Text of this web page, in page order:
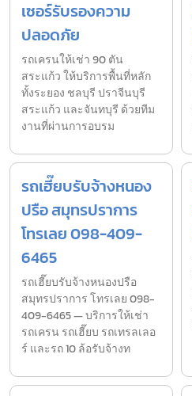
เซอร์รับรองความ
ปลอดภัย
รถเครนให้เช่า 90 ตัน
สระแก้ว ให้บริการพื้นที่หลัก
ทั้งระยอง ชลบุรี ปราจีนบุรี
สระแก้ว และจันทบุรี ด้วยทีม
งานที่ผ่านการอบรม
รถเฮี๊ยบรับจ้างหนอง
ปรือ สมุทรปราการ
โทรเลย 098-409-
6465
รถเฮี๊ยบรับจ้างหนองปรือ
สมุทรปราการ โทรเลย 098-
409-6465 — บริการให้เช่า
รถเครน รถเฮี๊ยบ รถเทรลเลอ
ร์ และรถ 10 ล้อรับจ้างท